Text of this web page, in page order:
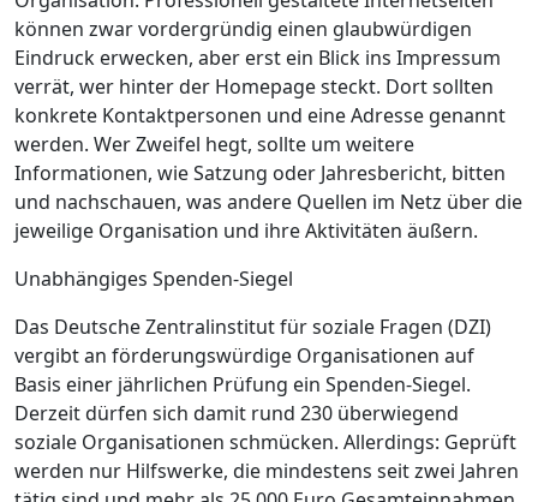
können zwar vordergründig einen glaubwürdigen
Eindruck erwecken, aber erst ein Blick ins Impressum
verrät, wer hinter der Homepage steckt. Dort sollten
konkrete Kontaktpersonen und eine Adresse genannt
werden. Wer Zweifel hegt, sollte um weitere
Informationen, wie Satzung oder Jahresbericht, bitten
und nachschauen, was andere Quellen im Netz über die
jeweilige Organisation und ihre Aktivitäten äußern.
Unabhängiges Spenden-Siegel
Das Deutsche Zentralinstitut für soziale Fragen (DZI)
vergibt an förderungswürdige Organisationen auf
Basis einer jährlichen Prüfung ein Spenden-Siegel.
Derzeit dürfen sich damit rund 230 überwiegend
soziale Organisationen schmücken. Allerdings: Geprüft
werden nur Hilfswerke, die mindestens seit zwei Jahren